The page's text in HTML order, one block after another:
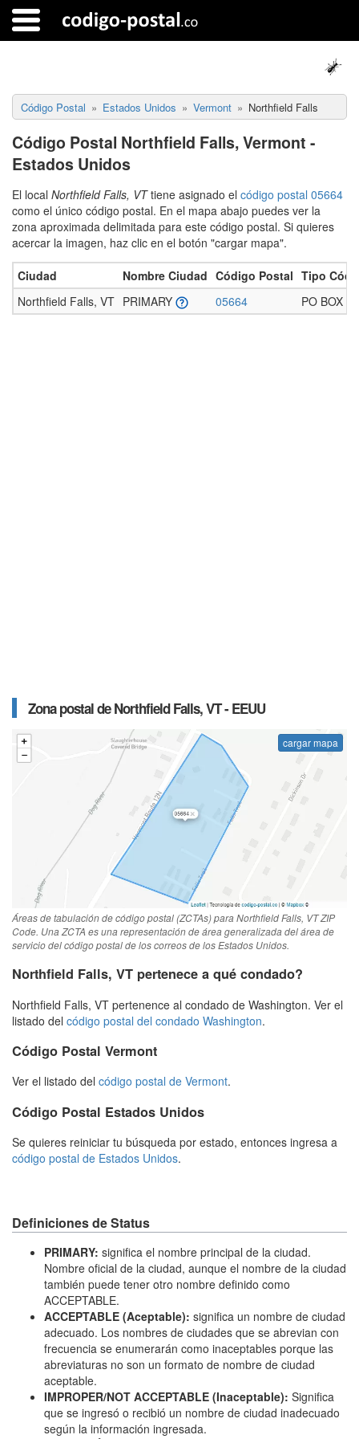
Código Postal Estados Unidos Vermont Northfield Falls
Código Postal Northfield Falls, Vermont -
Estados Unidos
El local Northfield Falls, VTtiene asignado el código postal 05664
como el único código postal. En el mapa abajo puedes ver la
zona aproximada delimitada para este código postal. Si quieres
acercar la imagen, haz clic en el botón "cargar mapa".
Ciudad Nombre Ciudad Código Postal Tipo
Northfield Falls, VT PRIMARY 05664 PO BOX
Zona postal de Northfield Falls, VT - EEUU
cargar mapa
Áreas de tabulación de código postal (ZCTAs) para Northfield Falls, VT ZIP
Code. Una ZCTA es una representación de área generalizada del área de
servicio del código postal de los correos de los Estados Unidos.
Northfield Falls, VT pertenece a qué condado?
Northfield Falls, VT pertenence al condado de Washington. Ver el
listado del código postal del condado Washington.
Código Postal Vermont
Ver el listado del código postal de Vermont.
Código Postal Estados Unidos
Se quieres reiniciar tu búsqueda por estado, entonces ingresa a
código postal de Estados Unidos.
Definiciones de Status
PRIMARY: significa el nombre principal de la ciudad.
Nombre oficial de la ciudad, aunque el nombre de la ciudad
también puede tener otro nombre definido como
ACCEPTABLE.
ACCEPTABLE (Aceptable): significa un nombre de ciudad
adecuado. Los nombres de ciudades que se abrevian con
frecuencia se enumerarán como inaceptables porque las
abreviaturas no son un formato de nombre de ciudad
aceptable.
IMPROPER/NOT ACCEPTABLE (Inaceptable): Significa
que se ingresó o recibió un nombre de ciudad inadecuado
según la información ingresada.